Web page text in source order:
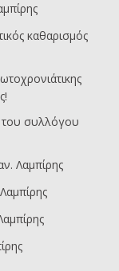
καθαρισμός
του συλλόγου
Λαμπίρης